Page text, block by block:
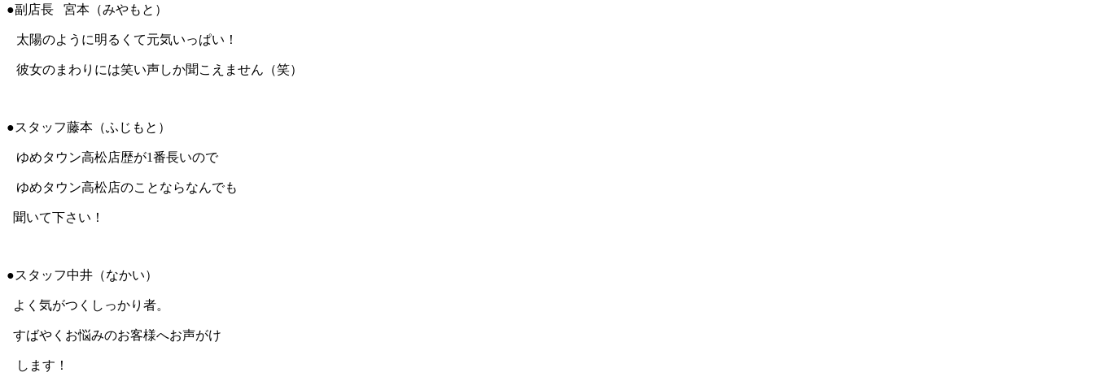
●副店長 宮本（みやもと）
太陽のように明るくて元気いっぱい！
彼女のまわりには笑い声しか聞こえません（笑）
●スタッフ藤本（ふじもと）
ゆめタウン高松店歴が1番長いので
ゆめタウン高松店のことならなんでも
聞いて下さい！
●スタッフ中井（なかい）
よく気がつくしっかり者。
すばやくお悩みのお客様へお声がけ
します！